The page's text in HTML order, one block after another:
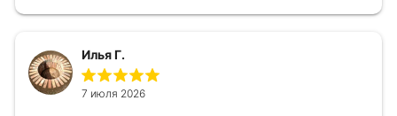
Илья Г.
7 июля 2026